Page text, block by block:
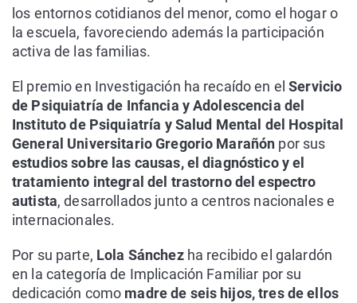
los entornos cotidianos del menor, como el hogar o
la escuela, favoreciendo además la participación
activa de las familias.
El premio en Investigación ha recaído en el Servicio
de Psiquiatría de Infancia y Adolescencia del
Instituto de Psiquiatría y Salud Mental del Hospital
General Universitario Gregorio Marañón por sus
estudios sobre las causas, el diagnóstico y el
tratamiento integral del trastorno del espectro
autista, desarrollados junto a centros nacionales e
internacionales.
Por su parte, Lola Sánchez ha recibido el galardón
en la categoría de Implicación Familiar por su
dedicación como madre de seis hijos, tres de ellos